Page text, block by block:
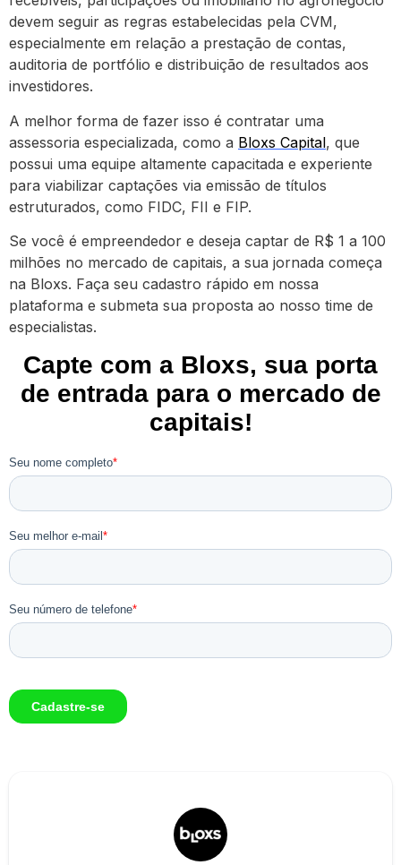
devem seguir as regras estabelecidas pela CVM,
especialmente em relação a prestação de contas,
auditoria de portfólio e distribuição de resultados aos
investidores.
A melhor forma de fazer isso é contratar uma
assessoria especializada, como a Bloxs Capital, que
possui uma equipe altamente capacitada e experiente
para viabilizar captações via emissão de títulos
estruturados, como FIDC, FII e FIP.
Se você é empreendedor e deseja captar de R$ 1 a 100
milhões no mercado de capitais, a sua jornada começa
na Bloxs. Faça seu cadastro rápido em nossa
plataforma e submeta sua proposta ao nosso time de
especialistas.